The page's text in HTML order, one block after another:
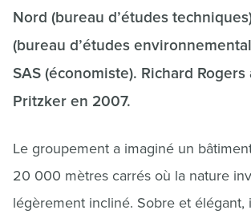
Nord (bureau d’études
(bureau d’études
SAS (économiste). Richard
Pritzker en 2007.
Le groupement a imaginé un
20 000 mètres carrés où la nature
légèrement incliné. Sobre et élégant,